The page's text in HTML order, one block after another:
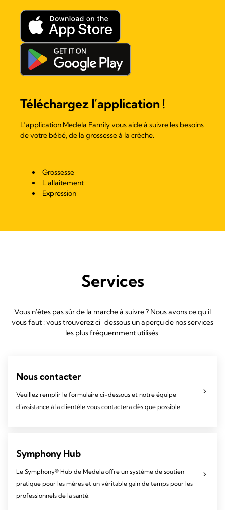
Téléchargez l’application !
L’application Medela Family vous aide à suivre les besoins
de votre bébé, de la grossesse à la crèche.
Grossesse
L'allaitement
Expression
Services
Vous n'êtes pas sûr de la marche à suivre ? Nous avons ce qu'il
vous faut : vous trouverez ci-dessous un aperçu de nos services
les plus fréquemment utilisés.
Nous contacter
Veuillez remplir le formulaire ci-dessous et notre équipe
d’assistance à la clientèle vous contactera dès que possible
Symphony Hub
Le Symphony® Hub de Medela offre un système de soutien
pratique pour les mères et un véritable gain de temps pour les
professionnels de la santé.